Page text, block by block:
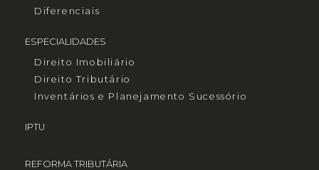
Diferenciais
ESPECIALIDADES
Direito Imobiliário
Direito Tributário
Inventários e Planejamento Sucessório
IPTU
REFORMA TRIBUTÁRIA